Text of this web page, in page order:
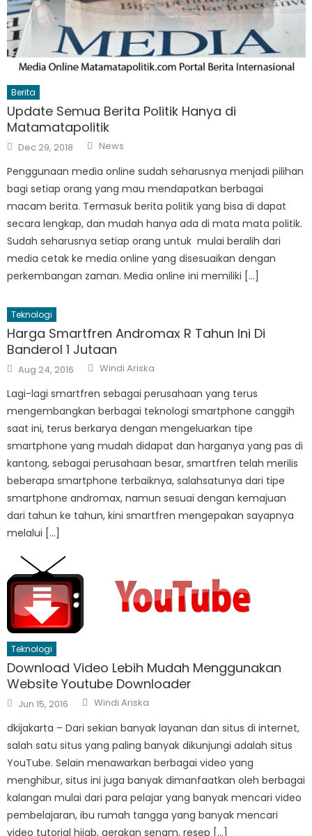
Berita
Update Semua Berita Politik Hanya di
Matamatapolitik
Posted
on
Dec 29, 2018 Author
News
Penggunaan media online sudah seharusnya menjadi pilihan
bagi setiap orang yang mau mendapatkan berbagai
macam berita. Termasuk berita politik yang bisa di dapat
secara lengkap, dan mudah hanya ada di mata mata politik.
Sudah seharusnya setiap orang untuk mulai beralih dari
media cetak ke media online yang disesuaikan dengan
perkembangan zaman. Media online ini memiliki […]
Teknologi
Harga Smartfren Andromax R Tahun Ini Di
Banderol 1 Jutaan
Posted
on
Aug 24, 2016 Author
Windi Ariska
Lagi-lagi smartfren sebagai perusahaan yang terus
mengembangkan berbagai teknologi smartphone canggih
saat ini, terus berkarya dengan mengeluarkan tipe
smartphone yang mudah didapat dan harganya yang pas di
kantong, sebagai perusahaan besar, smartfren telah merilis
beberapa smartphone terbaiknya, salahsatunya dari tipe
smartphone andromax, namun sesuai dengan kemajuan
dari tahun ke tahun, kini smartfren mengepakan sayapnya
melalui […]
Teknologi
Download Video Lebih Mudah Menggunakan
Website Youtube Downloader
Posted
on
Jun 15, 2016 Author
Windi Ariska
dkijakarta – Dari sekian banyak layanan dan situs di internet,
salah satu situs yang paling banyak dikunjungi adalah situs
YouTube. Selain menawarkan berbagai video yang
menghibur, situs ini juga banyak dimanfaatkan oleh berbagai
kalangan mulai dari para pelajar yang banyak mencari video
pembelajaran, ibu rumah tangga yang banyak mencari
video tutorial hijab, gerakan senam, resep […]